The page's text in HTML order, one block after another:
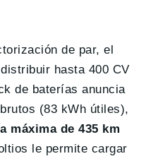
de par, el
hasta 400 CV
de baterías anuncia
(83 kWh útiles),
máxima de 435 km
le permite cargar